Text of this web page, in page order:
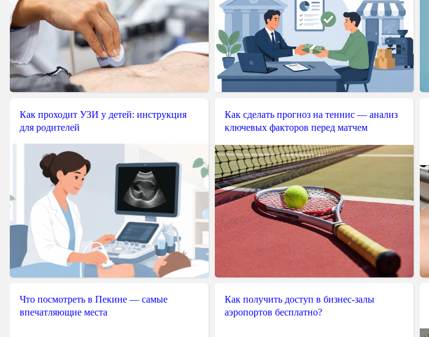
Как проходит УЗИ у детей: инструкция
для родителей
Как сделать прогноз на теннис — анализ
ключевых факторов перед матчем
Что посмотреть в Пекине — самые
впечатляющие места
Как получить доступ в бизнес-залы
аэропортов бесплатно?